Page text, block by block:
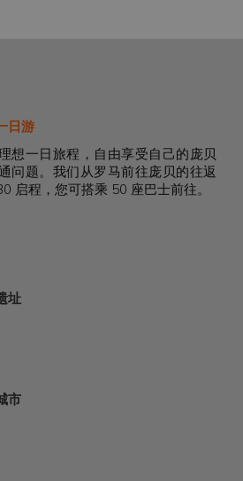
日游
想一日旅程，自由享受自己的庞贝
问题。我们从罗马前往庞贝的往返
启程，您可搭乘 50 座巴士前往。
址
市